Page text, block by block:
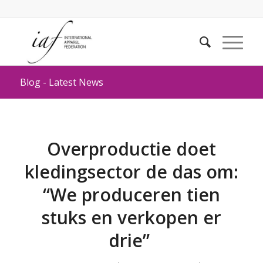
Blog - Latest News
Overproductie doet
kledingsector de das om:
“We produceren tien
stuks en verkopen er
drie”